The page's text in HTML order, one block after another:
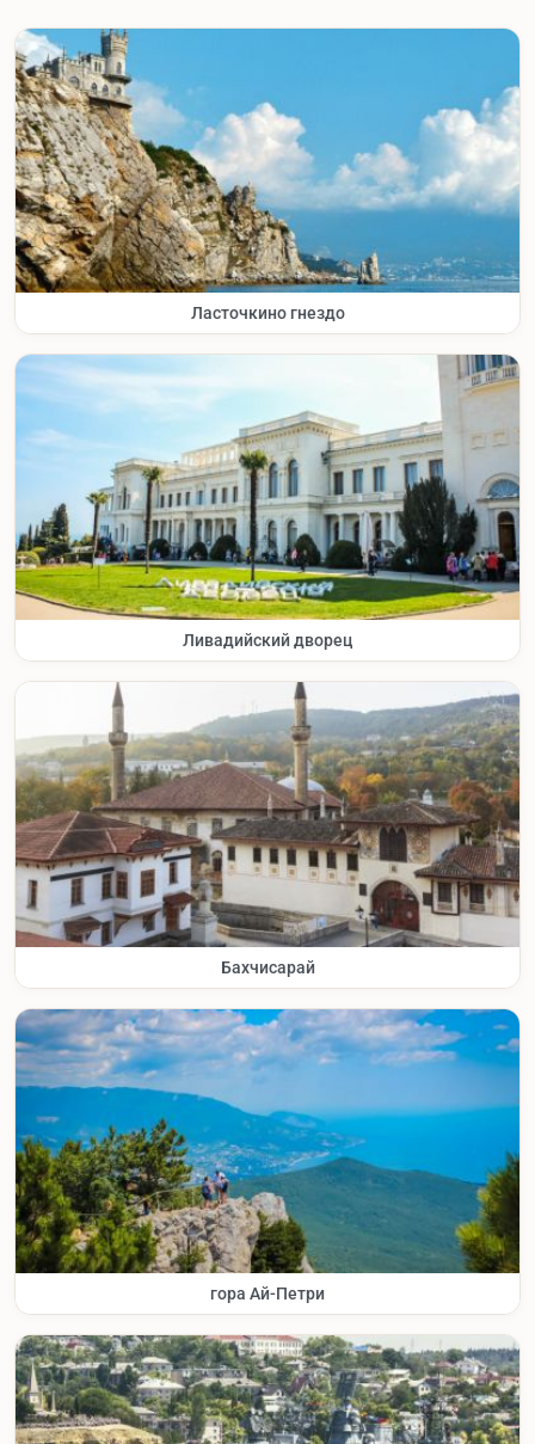
Ласточкино гнездо
Ливадийский дворец
Бахчисарай
гора Ай-Петри